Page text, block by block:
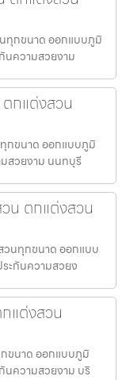
ทุกขนาด ออกแบบภูมิ
นความสวยงาม
กแต่งสวน
กขนาด ออกแบบภูมิ
สวยงาม นนทบุรี
น ตกแต่งสวน
นทุกขนาด ออกแบบ
ะกันความสวยง
แต่งสวน
ขนาด ออกแบบภูมิ
นความสวยงาม บริ